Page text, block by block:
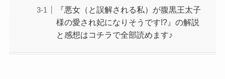
『悪女（と誤解される私）が腹黒王太子
様の愛され妃になりそうです!?』の解説
と感想はコチラで全部読めます♪